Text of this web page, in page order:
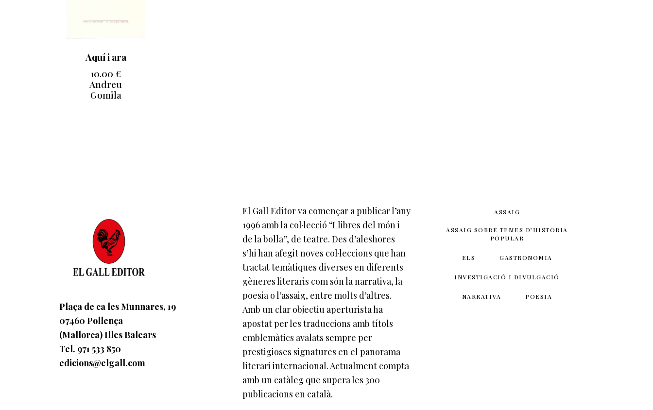
Aquí i ara
10.00€
Andreu
Gomila
Plaça de ca les Munnares, 19
07460 Pollença
(Mallorca) Illes Balears
Tel. 971 533 850
edicions@elgall.com
El Gall Editor va començar a publicar l’any
1996 amb la col·lecció “Llibres del món i
de la bolla”, de teatre. Des d’aleshores
s’hi han afegit noves col·leccions que han
tractat temàtiques diverses en diferents
gèneres literaris com són la narrativa, la
poesia o l’assaig, entre molts d’altres.
Amb un clar objectiu aperturista ha
apostat per les traduccions amb títols
emblemàtics avalats sempre per
prestigioses signatures en el panorama
literari internacional. Actualment compta
amb un catàleg que supera les 300
publicacions en català.
ASSAIG
ASSAIG SOBRE TEMES D’HISTORIA
POPULAR
ELS GASTRONOMIA
INVESTIGACIÓ I DIVULGACIÓ
NARRATIVA POESIA